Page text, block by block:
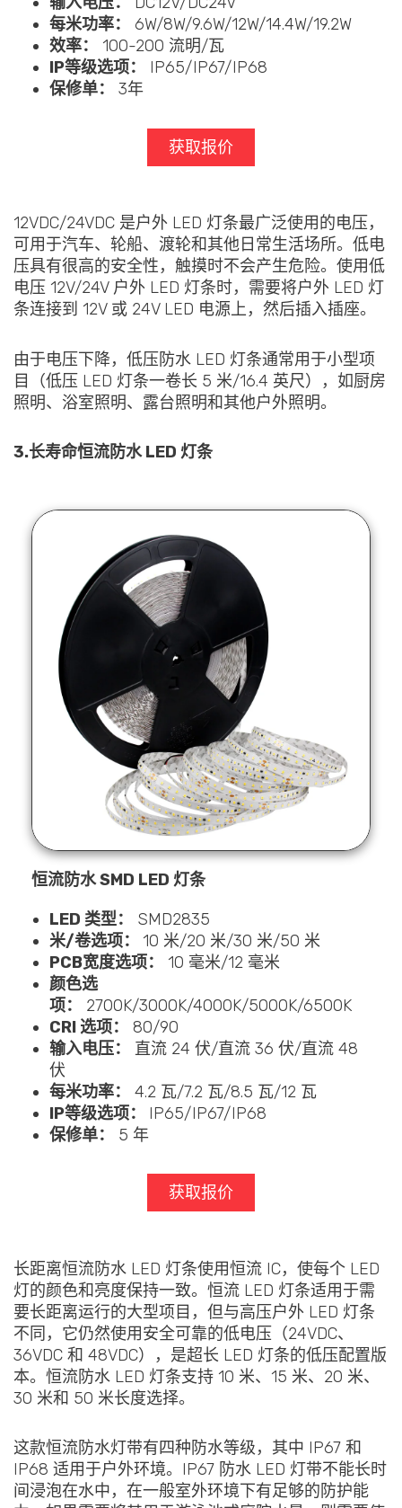
每米功率：
6W/8W/9.6W/12W/14.4W/19.2W
效率：
100-200 流明/瓦
IP等级选项：
IP65/IP67/IP68
保修单：
3年
获取报价
12VDC/24VDC 是户外 LED 灯条最广泛使用的电压，
可用于汽车、轮船、渡轮和其他日常生活场所。低电
压具有很高的安全性，触摸时不会产生危险。使用低
电压 12V/24V 户外 LED 灯条时，需要将户外 LED 灯
条连接到 12V 或 24V LED 电源上，然后插入插座。
由于电压下降，低压防水 LED 灯条通常用于小型项
目（低压 LED 灯条一卷长 5 米/16.4 英尺），如厨房
照明、浴室照明、露台照明和其他户外照明。
3.长寿命恒流防水 LED 灯条
恒流防水 SMD LED 灯条
LED 类型：
SMD2835
米/卷选项： 10 米/20 米/30 米/50 米
PCB宽度选项：
10 毫米/12 毫米
颜色选
项：
2700K/3000K/4000K/5000K/6500K
CRI 选项：
80/90
输入电压：
直流 24 伏/直流 36 伏/直流 48
伏
每米功率：
4.2 瓦/7.2 瓦/8.5 瓦/12 瓦
IP等级选项： IP65/IP67/IP68
保修单：
5 年
获取报价
长距离恒流防水 LED 灯条使用恒流 IC，使每个 LED
灯的颜色和亮度保持一致。恒流 LED 灯条适用于需
要长距离运行的大型项目，但与高压户外 LED 灯条
不同，它仍然使用安全可靠的低电压（24VDC、
36VDC 和 48VDC），是超长 LED 灯条的低压配置版
本。恒流防水 LED 灯条支持 10 米、15 米、20 米、
30 米和 50 米长度选择。
这款恒流防水灯带有四种防水等级，其中 IP67 和
IP68 适用于户外环境。IP67 防水 LED 灯带不能长时
间浸泡在水中，在一般室外环境下有足够的防护能